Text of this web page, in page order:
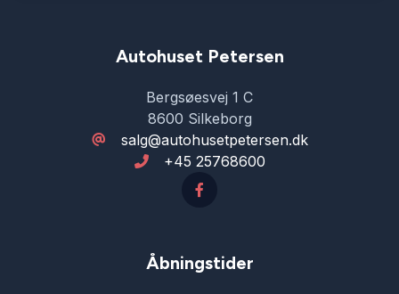
Autohuset Petersen
Bergsøesvej 1 C
8600 Silkeborg
salg@autohusetpetersen.dk
+45 25768600
Åbningstider